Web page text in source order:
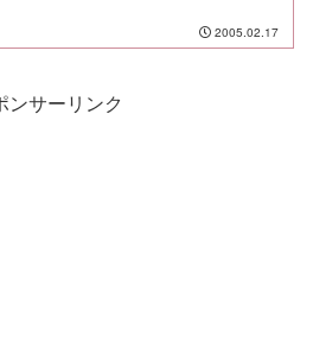
い。 そんなパソコン通信業界の雄であ
たニフティが、ついにパソコン通信サ
了へ いやぁ...
2005.02.17
ンサーリンク